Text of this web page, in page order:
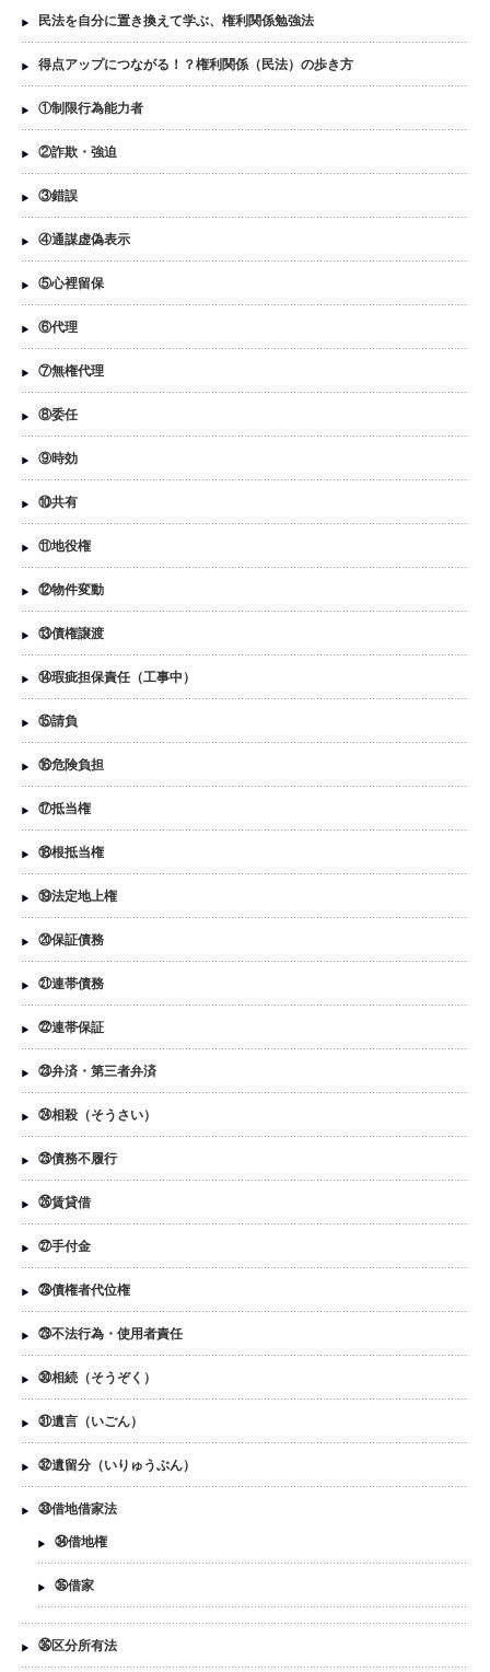
民法を自分に置き換えて学ぶ、権利関係勉強法
得点アップにつながる！？権利関係（民法）の歩き方
①制限行為能力者
②詐欺・強迫
③錯誤
④通謀虚偽表示
⑤心裡留保
⑥代理
⑦無権代理
⑧委任
⑨時効
⑩共有
⑪地役権
⑫物件変動
⑬債権譲渡
⑭瑕疵担保責任（工事中）
⑮請負
⑯危険負担
⑰抵当権
⑱根抵当権
⑲法定地上権
⑳保証債務
㉑連帯債務
㉒連帯保証
㉓弁済・第三者弁済
㉔相殺（そうさい）
㉕債務不履行
㉖賃貸借
㉗手付金
㉘債権者代位権
㉙不法行為・使用者責任
㉚相続（そうぞく）
㉛遺言（いごん）
㉜遺留分（いりゅうぶん）
㉝借地借家法
㉞借地権
㉟借家
㊱区分所有法